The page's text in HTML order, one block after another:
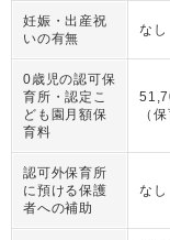
妊娠・出産祝
いの有無
なし
0歳児の認可保
育所・認定こ
ども園月額保
育料
（ 保
認可外保育所
に預ける保護
者への補助
なし